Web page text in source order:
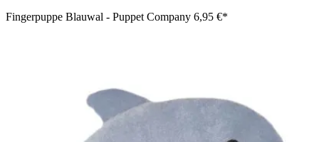
Fingerpuppe Blauwal - Puppet Company 6,95 €*